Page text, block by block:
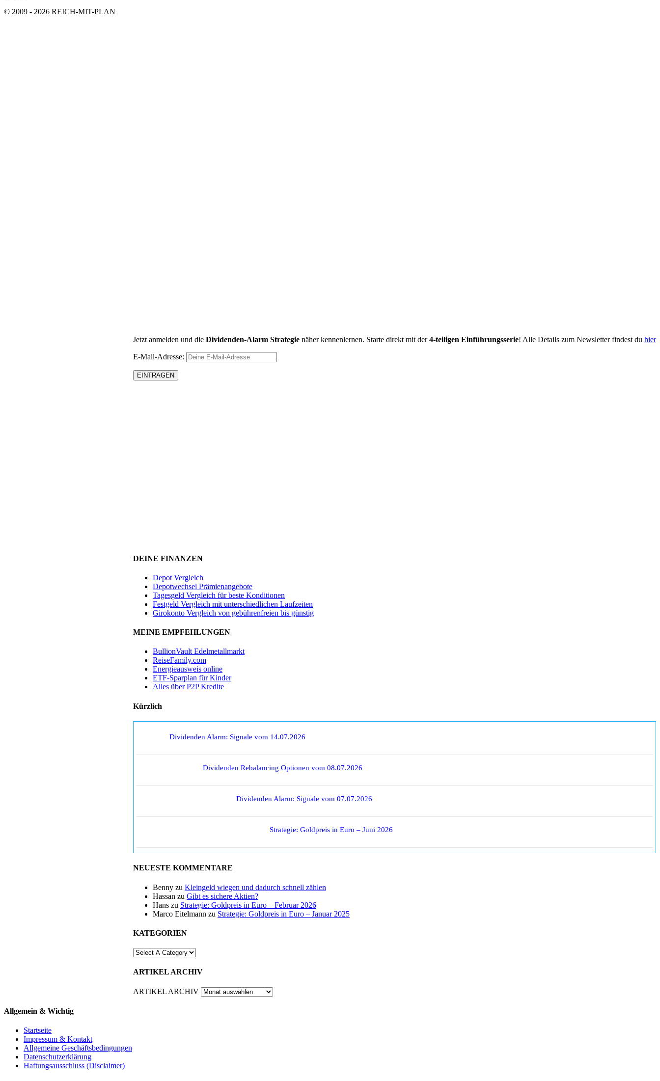
Jetzt anmelden und die Dividenden-Alarm Strategie näher kennenlernen. Starte direkt mit der4-teiligen Einführungsserie! Alle Details zum Newsletter findest du hier
E-Mail-Adresse:
DEINE FINANZEN
Depot Vergleich
Depotwechsel Prämienangebote
Tagesgeld Vergleich für beste Konditionen
Festgeld Vergleich mit unterschiedlichen Laufzeiten
Girokonto Vergleich von gebührenfreien bis günstig
MEINE EMPFEHLUNGEN
BullionVault Edelmetallmarkt
ReiseFamily.com
Energieausweis online
ETF-Sparplan für Kinder
Alles über P2P Kredite
Kürzlich
Dividenden Alarm: Signale vom 14.07.2026
Dividenden Rebalancing Optionen vom 08.07.2026
Dividenden Alarm: Signale vom 07.07.2026
Strategie: Goldpreis in Euro – Juni 2026
NEUESTE KOMMENTARE
Benny zu Kleingeld wiegen und dadurch schnell zählen
Hassan zu Gibt es sichere Aktien?
Hans zu Strategie: Goldpreis in Euro – Februar 2026
Marco Eitelmann zu Strategie: Goldpreis in Euro – Januar 2025
KATEGORIEN
ARTIKEL ARCHIV
ARTIKEL ARCHIV
© 2009 - 2026 REICH-MIT-PLAN
Allgemein & Wichtig
Startseite
Impressum & Kontakt
Allgemeine Geschäftsbedingungen
Datenschutzerklärung
Haftungsausschluss (Disclaimer)